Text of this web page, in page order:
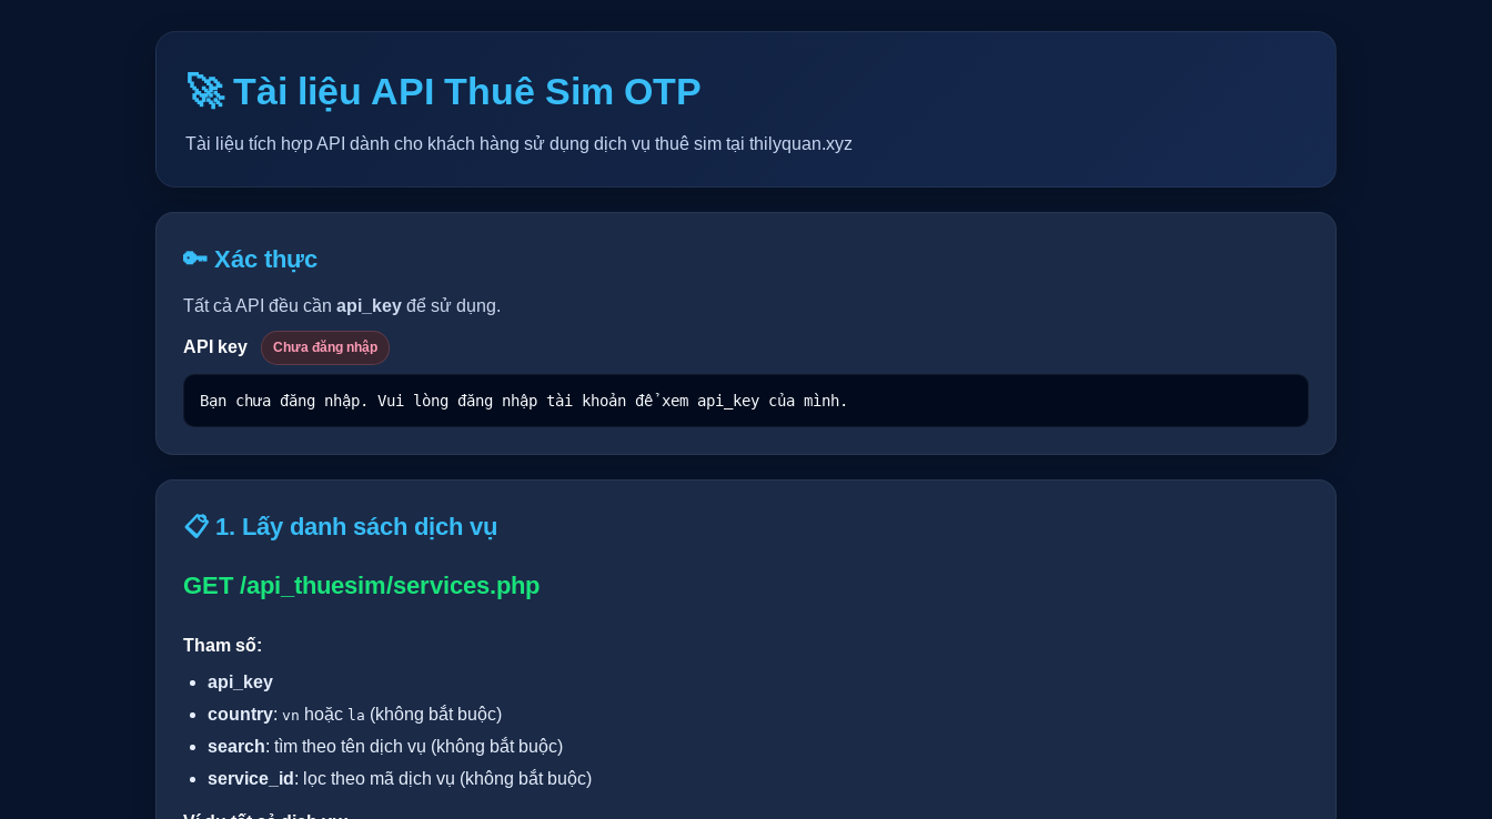
🚀 Tài liệu API Thuê Sim OTP
Tài liệu tích hợp API dành cho khách hàng sử dụng dịch vụ thuê sim tại thilyquan.xyz
🔑 Xác thực
Tất cả API đều cần api_key để sử dụng.
API key Chưa đăng nhập
Bạn chưa đăng nhập. Vui lòng đăng nhập tài khoản để xem api_key của mình.
📋 1. Lấy danh sách dịch vụ
GET /api_thuesim/services.php
Tham số:
api_key
country: vn hoặc la (không bắt buộc)
search: tìm theo tên dịch vụ (không bắt buộc)
service_id : lọc theo mã dịch vụ (không bắt buộc)